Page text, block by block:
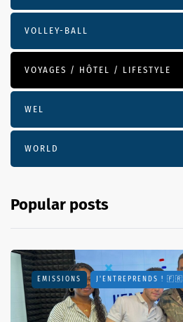
VOLLEY-BALL
VOYAGES / HÔTEL / LIFESTYLE
WEL
WORLD
Popular posts
EMISSIONS J'ENTREPRENDS ! 🇫🇷